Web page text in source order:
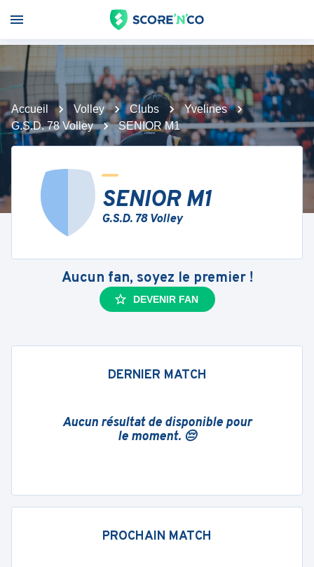
Accueil Volley Clubs
Yvelines
G.S.D. 78 Volley
SENIOR M1
SENIOR M1
G.S.D. 78 Volley
Aucun fan, soyez le premier !
DEVENIR FAN
DERNIER MATCH
Aucun résultat de disponible pour
le moment. 😔
PROCHAIN MATCH